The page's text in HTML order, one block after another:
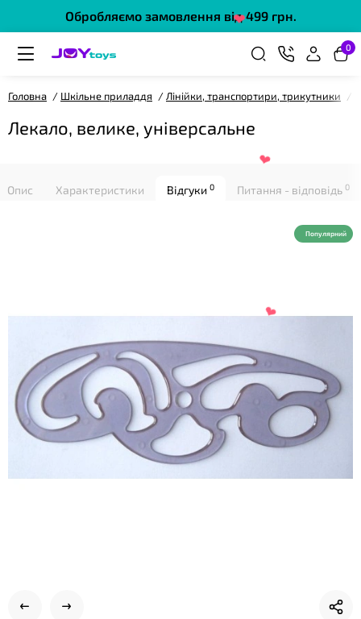
Обробляємо замовлення від 499 грн.
0
Головна Шкільне приладдя Лінійки, транспортири, трикутники
Лекало, велике, універсальне
Опис Характеристики Відгуки 0 Питання - відповідь 0
Популярний
❤
❤